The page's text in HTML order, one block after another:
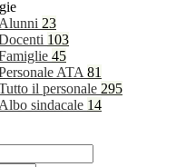
Alunni 23
103
45
ATA 81
il personale 295
Albo sindacale 14